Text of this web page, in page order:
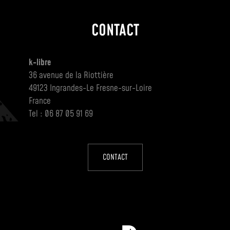
CONTACT
k-libre
36 avenue de la Riottière
49123 Ingrandes-Le Fresne-sur-Loire
France
Tel : 06 87 05 91 69
CONTACT